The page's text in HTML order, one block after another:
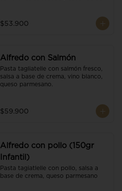
$53.900
Alfredo con Salmón
Pasta tagliatelle con salmón fresco,
salsa a base de crema, vino blanco,
queso parmesano.
$59.900
Alfredo con pollo (150gr
Infantil)
Pasta tagiatlelle con pollo, salsa a
base de crema, queso parmesano